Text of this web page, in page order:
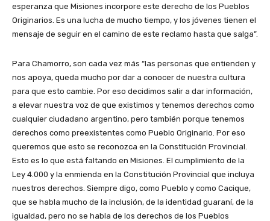
esperanza que Misiones incorpore este derecho de los Pueblos
Originarios. Es una lucha de mucho tiempo, y los jóvenes tienen el
mensaje de seguir en el camino de este reclamo hasta que salga”.
Para Chamorro, son cada vez más “las personas que entienden y
nos apoya, queda mucho por dar a conocer de nuestra cultura
para que esto cambie. Por eso decidimos salir a dar información,
a elevar nuestra voz de que existimos y tenemos derechos como
cualquier ciudadano argentino, pero también porque tenemos
derechos como preexistentes como Pueblo Originario. Por eso
queremos que esto se reconozca en la Constitución Provincial.
Esto es lo que está faltando en Misiones. El cumplimiento de la
Ley 4.000 y la enmienda en la Constitución Provincial que incluya
nuestros derechos. Siempre digo, como Pueblo y como Cacique,
que se habla mucho de la inclusión, de la identidad guaraní, de la
igualdad, pero no se habla de los derechos de los Pueblos